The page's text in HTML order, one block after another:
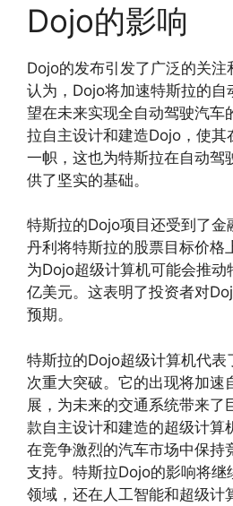
Dojo的影响
Dojo的发布引发了广泛的关注
认为，Dojo将加速特斯拉的自
望在未来实现全自动驾驶汽车
拉自主设计和建造Dojo，使其
一帜，这也为特斯拉在自动驾
供了坚实的基础。
特斯拉的Dojo项目还受到了金
丹利将特斯拉的股票目标价格
为Dojo超级计算机可能会推
亿美元。这表明了投资者对
预期。
特斯拉的Dojo超级计算机代表
次重大突破。它的出现将加速
展，为未来的交通系统带来了
款自主设计和建造的超级计算
在竞争激烈的汽车市场中保持
支持。特斯拉Dojo的影响将继
领域，还在人工智能和超级计